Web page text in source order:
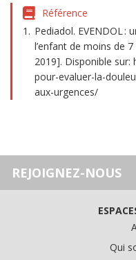
Référence
Pediadol. EVENDOL :
l’enfant de moins de
2019]. Disponible
pour-evaluer-la-
aux-urgences/
REJOIGNEZ-NOUS
Qui